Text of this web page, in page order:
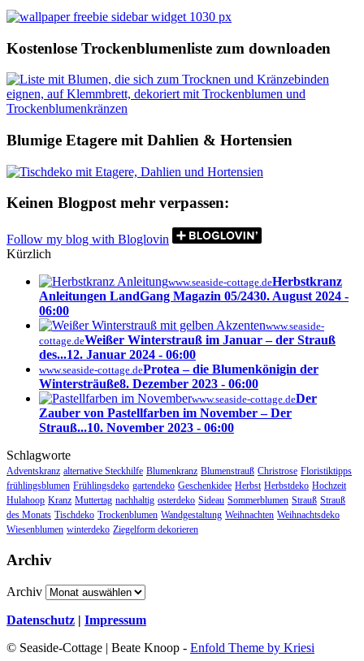
Kostenlose Trockenblumenliste zum downloaden
Blumige Etagere mit Dahlien & Hortensien
Keinen Blogpost mehr verpassen:
Follow my blog with Bloglovin
Kürzlich
www.seaside-cottage.deHerbstkranz
Anleitungen LandGang Magazin 05/2430. August 2024 -
06:00
www.seaside-
cottage.deWeißer Winterstrauß im Januar – der Strauß
des...12. Januar 2024 - 06:00
www.seaside-cottage.deProtea – die Blumenkönigin der
Wintersträuße8. Dezember 2023 - 06:00
www.seaside-cottage.deDer
Zauber von Pastellfarben im November – Der
Strauß...10. November 2023 - 06:00
Schlagworte
Adventskranz alternative Steckhilfe Blumenkranz Blumenstrauß Christrose Floristiktipps
frühlingsblumen Frühlingsdeko gartendeko Geschenkidee Herbst Herbstdeko Hochzeit
Hulahoop Kranz Muttertag nachhaltig osterdeko Sideau Sommerblumen Strauß Strauß
des Monats Tischdeko Trockenblumen Wandgestaltung Weihnachten Weihnachtsdeko
Wiesenblumen winterdeko Ziegelform dekorieren
Archiv
Archiv
Datenschutz | Impressum
© Seaside-Cottage | Beate Knoop - Enfold Theme by Kriesi